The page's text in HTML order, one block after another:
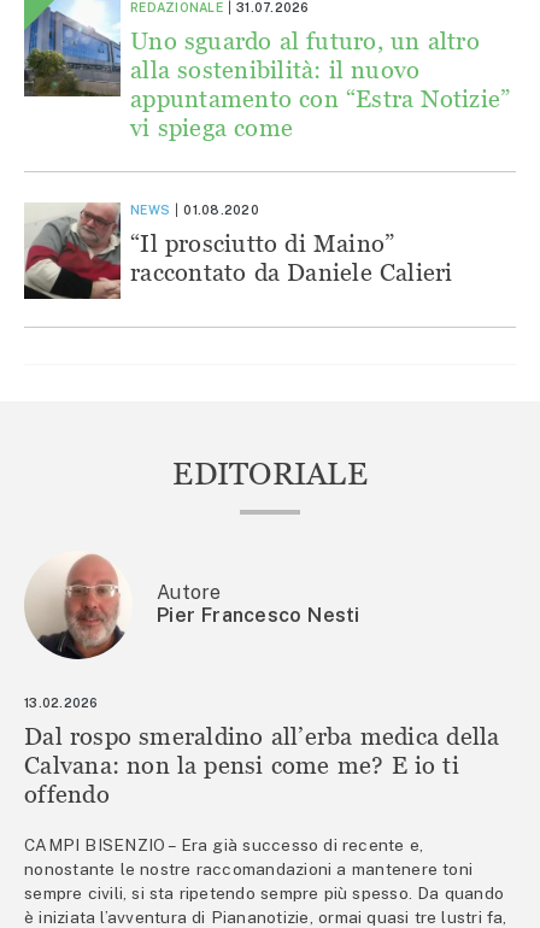
REDAZIONALE 31.07.2026
Uno sguardo al futuro, un altro
alla sostenibilità: il nuovo
appuntamento con “Estra Notizie”
vi spiega come
NEWS 01.08.2020
“Il prosciutto di Maino”
raccontato da Daniele Calieri
EDITORIALE
Autore
Pier Francesco Nesti
13.02.2026
Dal rospo smeraldino all’erba medica della
Calvana: non la pensi come me? E io ti
offendo
CAMPI BISENZIO – Era già successo di recente e,
nonostante le nostre raccomandazioni a mantenere toni
sempre civili, si sta ripetendo sempre più spesso. Da quando
è iniziata l’avventura di Piananotizie, ormai quasi tre lustri fa,